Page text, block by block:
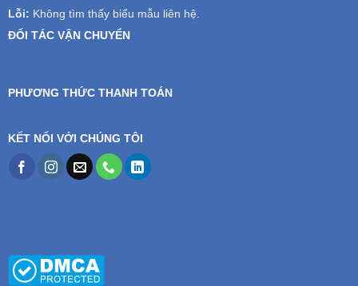
Lỗi: Không tìm thấy biểu mẫu liên hệ.
ĐỐI TÁC VẬN CHUYỂN
PHƯƠNG THỨC THANH TOÁN
KẾT NỐI VỚI CHÚNG TÔI